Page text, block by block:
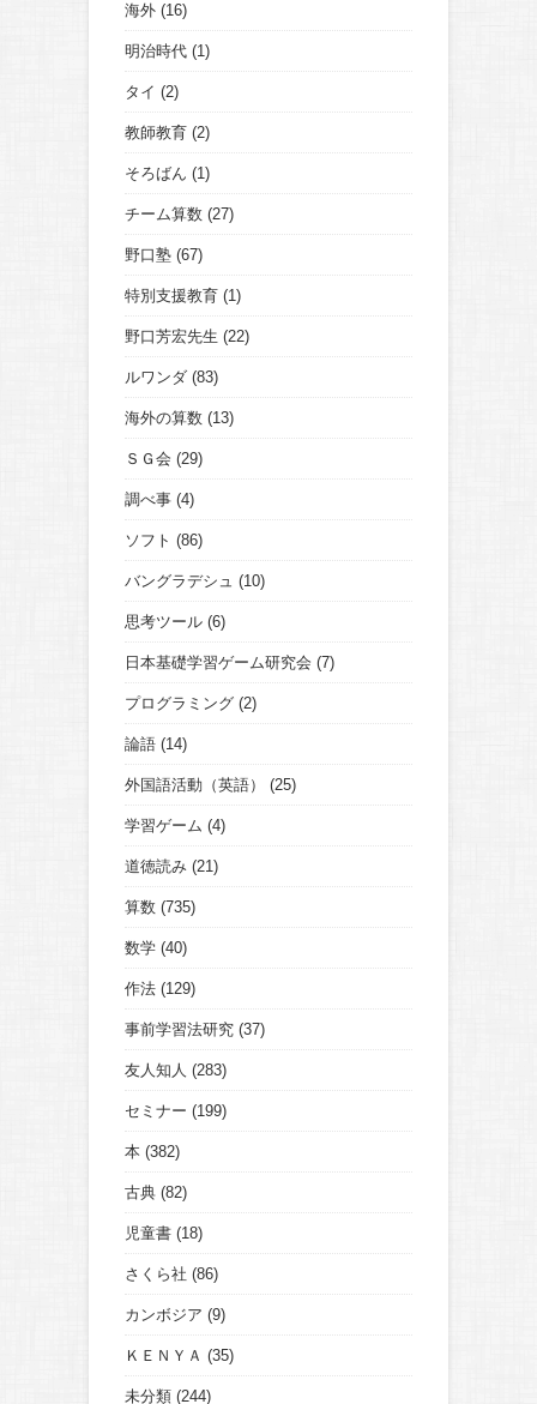
海外 (16)
明治時代 (1)
タイ (2)
教師教育 (2)
そろばん (1)
チーム算数 (27)
野口塾 (67)
特別支援教育 (1)
野口芳宏先生 (22)
ルワンダ (83)
海外の算数 (13)
ＳＧ会 (29)
調べ事 (4)
ソフト (86)
バングラデシュ (10)
思考ツール (6)
日本基礎学習ゲーム研究会 (7)
プログラミング (2)
論語 (14)
外国語活動（英語） (25)
学習ゲーム (4)
道徳読み (21)
算数 (735)
数学 (40)
作法 (129)
事前学習法研究 (37)
友人知人 (283)
セミナー (199)
本 (382)
古典 (82)
児童書 (18)
さくら社 (86)
カンボジア (9)
ＫＥＮＹＡ (35)
未分類 (244)